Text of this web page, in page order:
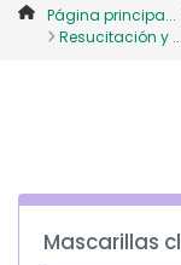
Página principa...
Resucitación y ...
Mascarillas